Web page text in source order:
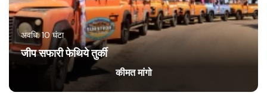
अवधि: 10 घंटा
जीप सफारी फेथिये तुर्की
कीमत मांगो